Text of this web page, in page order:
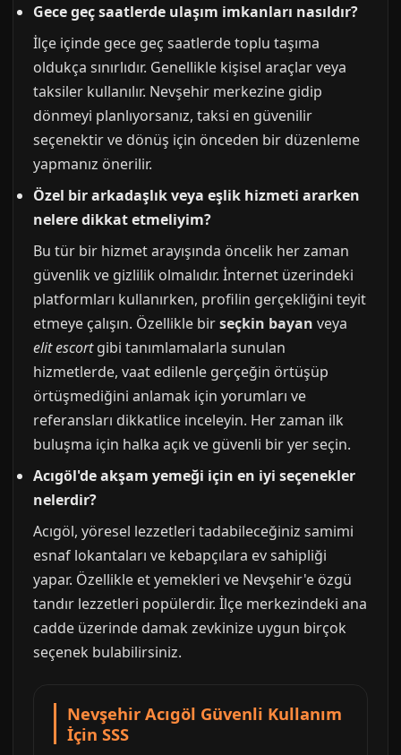
Gece geç saatlerde ulaşım imkanları nasıldır?
İlçe içinde gece geç saatlerde toplu taşıma
oldukça sınırlıdır. Genellikle kişisel araçlar veya
taksiler kullanılır. Nevşehir merkezine gidip
dönmeyi planlıyorsanız, taksi en güvenilir
seçenektir ve dönüş için önceden bir düzenleme
yapmanız önerilir.
Özel bir arkadaşlık veya eşlik hizmeti ararken
nelere dikkat etmeliyim?
Bu tür bir hizmet arayışında öncelik her zaman
güvenlik ve gizlilik olmalıdır. İnternet üzerindeki
platformları kullanırken, profilin gerçekliğini teyit
etmeye çalışın. Özellikle birseçkin bayan veya
elit escortgibi tanımlamalarla sunulan
hizmetlerde, vaat edilenle gerçeğin örtüşüp
örtüşmediğini anlamak için yorumları ve
referansları dikkatlice inceleyin. Her zaman ilk
buluşma için halka açık ve güvenli bir yer seçin.
Acıgöl'de akşam yemeği için en iyi seçenekler
nelerdir?
Acıgöl, yöresel lezzetleri tadabileceğiniz samimi
esnaf lokantaları ve kebapçılara ev sahipliği
yapar. Özellikle et yemekleri ve Nevşehir'e özgü
tandır lezzetleri popülerdir. İlçe merkezindeki ana
cadde üzerinde damak zevkinize uygun birçok
seçenek bulabilirsiniz.
Nevşehir Acıgöl Güvenli Kullanım
İçin SSS